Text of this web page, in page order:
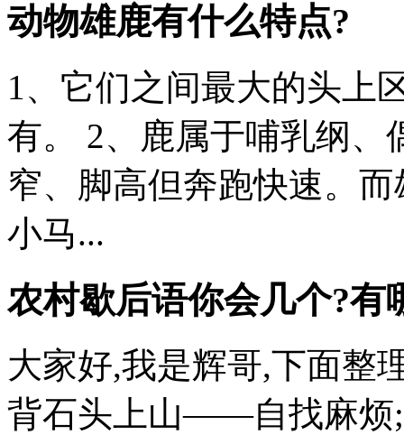
动物雄鹿有什么特点?
1、它们之间最大的头上
有。 2、鹿属于哺乳纲、
窄、脚高但奔跑快速。
小马...
农村歇后语你会几个?有
大家好,我是辉哥,下面整
背石头上山——自找麻